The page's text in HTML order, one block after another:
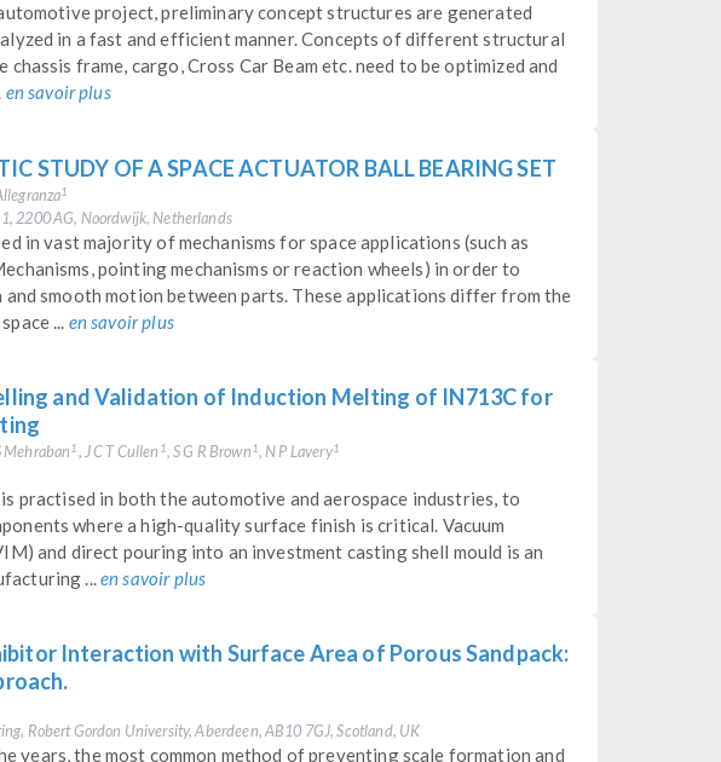
project, preliminary concept structures are generated
in a fast and efficient manner. Concepts of different structural
chassis frame, cargo, Cross Car Beam etc. need to be optimized and
en savoir plus
STUDY OF A SPACE ACTUATOR BALL BEARING SET
1
1, 2200 AG, Noordwijk, Netherlands
in vast majority of mechanisms for space applications (such as
pointing mechanisms or reaction wheels) in order to
smooth motion between parts. These applications differ from the
... en savoir plus
and Validation of Induction Melting of IN713C for
Mehraban1 , J C T Cullen 1, S G R Brown1, N P Lavery1
practised in both the automotive and aerospace industries, to
where a high-quality surface finish is critical. Vacuum
and direct pouring into an investment casting shell mould is an
...en savoir plus
Interaction with Surface Area of Porous Sandpack:
Robert Gordon University, Aberdeen, AB10 7GJ, Scotland, UK
years, the most common method of preventing scale formation and